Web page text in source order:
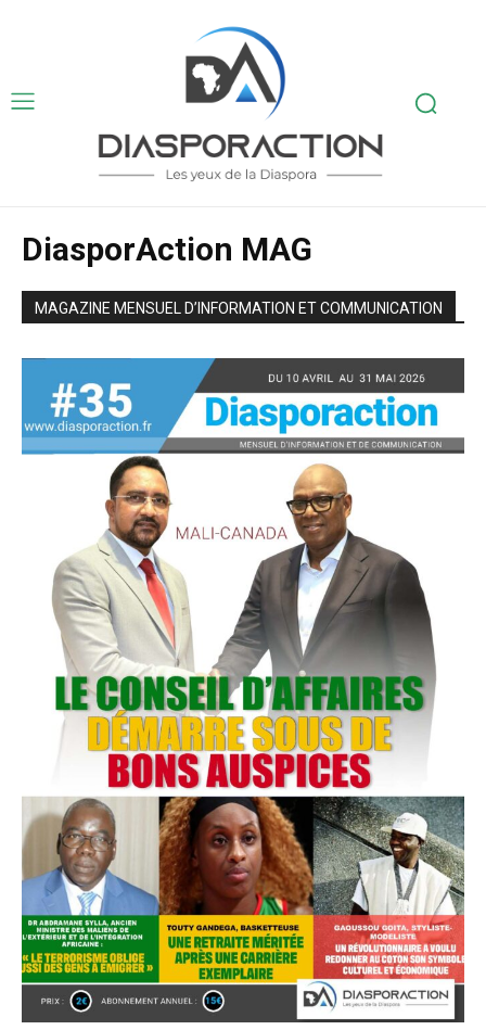
DiasporAction MAG
MAGAZINE MENSUEL D’INFORMATION ET COMMUNICATION